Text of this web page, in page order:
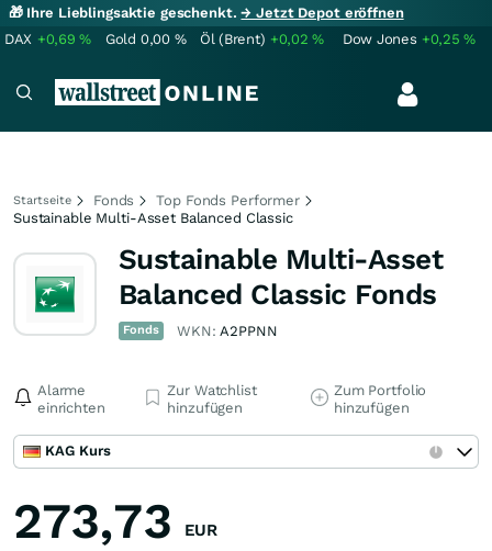
🎁 Ihre Lieblingsaktie geschenkt.→ Jetzt Depot eröffnen
DAX +0,69% Gold 0,00 % Öl (Brent) +0,02% Dow Jones +0,25%
Startseite Fonds
Top Fonds Performer
Sustainable Multi-Asset Balanced Classic
Sustainable Multi-Asset
Balanced Classic Fonds
Fonds WKN:A2PPNN
Alarme
einrichten
Zur Watchlist
hinzufügen
Zum Portfolio
hinzufügen
KAG Kurs
273,73 EUR